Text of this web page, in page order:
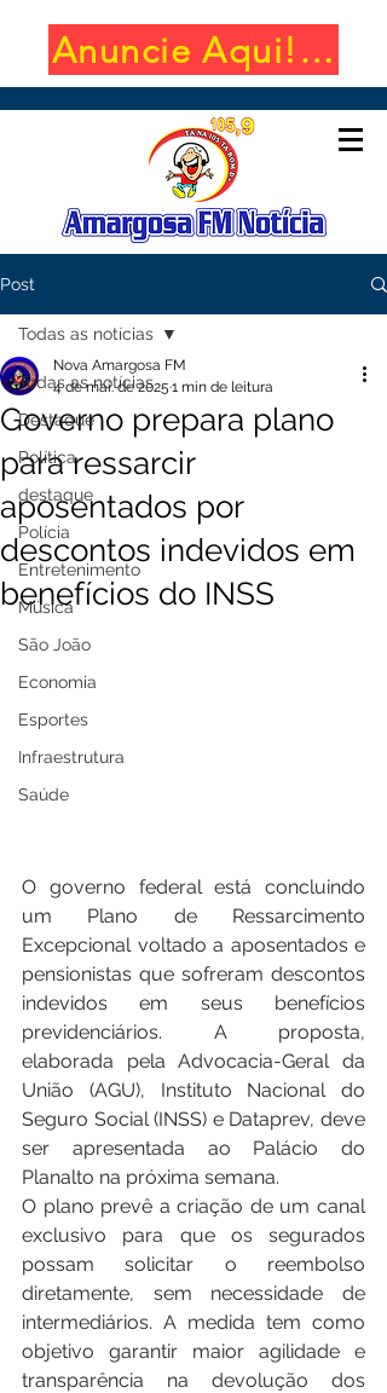
Anuncie Aqui!
Post
Todas as notícias
Destaque
Política
destaque
Polícia
Entretenimento
Música
São João
Economia
Esportes
Infraestrutura
Saúde
Todas as notícias
Governo prepara plano
para ressarcir
aposentados por
descontos indevidos em
benefícios do INSS
Nova Amargosa FM
4 de mai. de 2025 1 min de leitura
O governo federal está concluindo
um Plano de Ressarcimento
Excepcional voltado a aposentados e
pensionistas que sofreram descontos
indevidos em seus benefícios
previdenciários. A proposta,
elaborada pela Advocacia-Geral da
União (AGU), Instituto Nacional do
Seguro Social (INSS) e Dataprev, deve
ser apresentada ao Palácio do
Planalto na próxima semana.
O plano prevê a criação de um canal
exclusivo para que os segurados
possam solicitar o reembolso
diretamente, sem necessidade de
intermediários. A medida tem como
objetivo garantir maior agilidade e
transparência na devolução dos